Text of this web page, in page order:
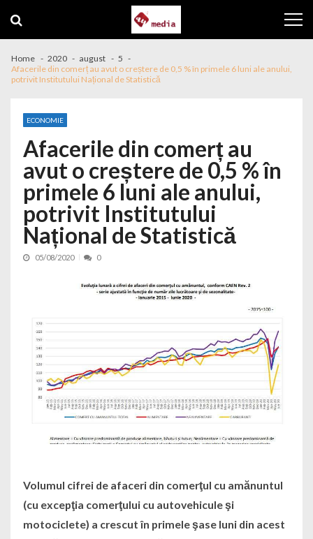
Home 2020 august
5
Afacerile din comerț au avut o creștere de 0,5 % în primele 6 luni ale anului,
potrivit Institutului Național de Statistică
ECONOMIE
Afacerile din comerț au
avut o creștere de 0,5 % în
primele 6 luni ale anului,
potrivit Institutului
Național de Statistică
05/08/2020 0
Volumul cifrei de afaceri din comerţul cu amănuntul
(cu excepţia comerţului cu autovehicule şi
motociclete) a crescut în primele şase luni din acest